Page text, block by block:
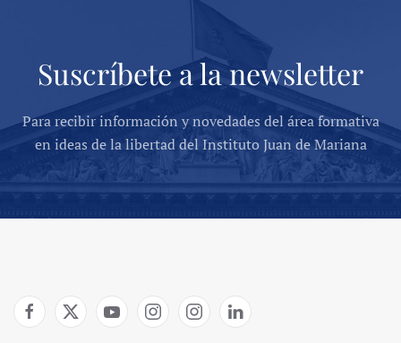
Suscríbete a la newsletter
Para recibir información y novedades del área formativa
en ideas de la libertad del Instituto Juan de Mariana